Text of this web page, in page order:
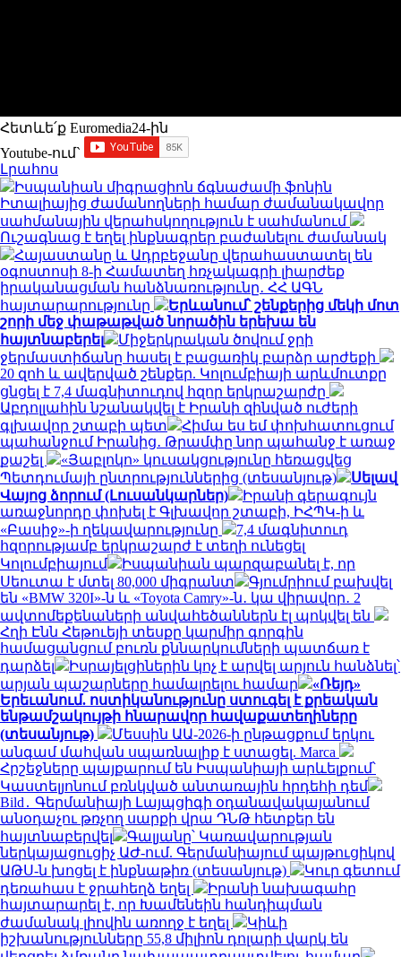
Հետևե՛ք Euromedia24-ին
Youtube-ում`
Լրահոս
Իսպանիան միգրացիոն ճգնաժամի ֆոնին
Իտալիայից ժամանողների համար ժամանակավոր
սահմանային վերահսկողություն է սահմանում
Ուշագնաց է եղել ինքնագրեր բաժանելու ժամանակ
Հայաստանը և Ադրբեջանը վերահաստատել են
օգոստոսի 8-ի Համատեղ հռչակագրի լիարժեք
իրականացման հանձնառությունը․ ՀՀ ԱԳՆ
հայտարարությունը
Երևանում՝ շենքերից մեկի մոտ
շորի մեջ փաթաթված նորածին երեխա են
հայտնաբերել
Միջերկրական ծովում ջրի
ջերմաստիճանը հասել է բացառիկ բարձր արժեքի
20 զոհ և ավերված շենքեր. Կոլումբիայի արևմուտքը
ցնցել է 7,4 մագնիտուդով հզոր երկրաշարժը
Աբդոլլահին նշանակվել է Իրանի զինված ուժերի
գլխավոր շտաբի պետ
Հիմա ես եմ փոխհատուցում
պահանջում Իրանից․ Թրամփը նոր պահանջ է առաջ
քաշել
«Յաբլոկո» կուսակցությունը հեռացվեց
Պետդումայի ընտրություններից (տեսանյութ)
Սելավ
Վայոց ձորում (Լուսանկարներ)
Իրանի գերագույն
առաջնորդը փոխել է Գլխավոր շտաբի, ԻՀՊԿ-ի և
«Բասիջ»-ի ղեկավարությունը
7,4 մագնիտուդ
հզորությամբ երկրաշարժ է տեղի ունեցել
Կոլումբիայում
Իսպանիան պարզաբանել է, որ
Սեուտա է մտել 80,000 միգրանտ
Գյումրիում բախվել
են «BMW 320I»-ն և «Toyota Camry»-ն․ կա վիրավոր․ 2
ավտոմեքենաների անվահեծաններն էլ պոկվել են
Հղի Էնն Հեթուեյի տեսքը կարմիր գորգին
համացանցում բուռն քննարկումների պատճառ է
դարձել
Իսրայելցիներին կոչ է արվել արյուն հանձնել՝
արյան պաշարները համալրելու համար
«Ռեյդ»
Երեւանում. ոստիկանությունը ստուգել է քրեական
ենթամշակույթի հնարավոր հավաքատեղիները
(տեսանյութ)
Մեսսին ԱԱ-2026-ի ընթացքում երկու
անգամ մահվան սպառնալիք է ստացել. Marca
Հրշեջները պայքարում են Իսպանիայի արևելքում՝
Կաստելյոնում բռնկված անտառային հրդեհի դեմ
Bild․ Գերմանիայի Լայպցիգի օդանավակայանում
անօդաչու թռչող սարքի վրա ԴՆԹ հետքեր են
հայտնաբերվել
Գալյանը՝ Կառավարության
ներկայացուցիչ ԱԺ-ում. Գերմանիայում պայթուցիկով
ԱԹՍ-ն խոցել է ինքնաթիռ (տեսանյութ)
Կուր գետում
դեռահաս է ջրահեղձ եղել
Իրանի նախագահը
հայտարարել է, որ Խամենեին հանդիպման
ժամանակ լիովին առողջ է եղել
Կիևի
իշխանությունները 55,8 միլիոն դոլարի վարկ են